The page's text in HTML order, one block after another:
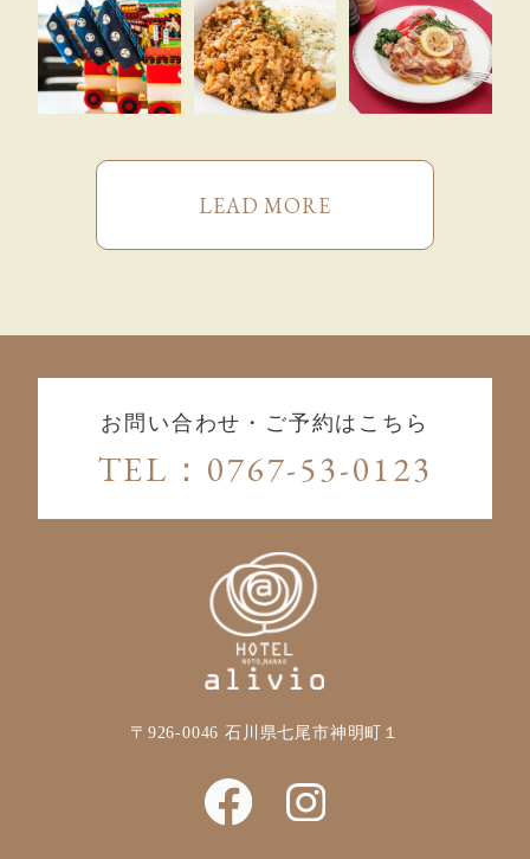
LEAD MORE
お問い合わせ・ご予約はこちら
TEL：0767-53-0123
〒926-0046 石川県七尾市神明町１